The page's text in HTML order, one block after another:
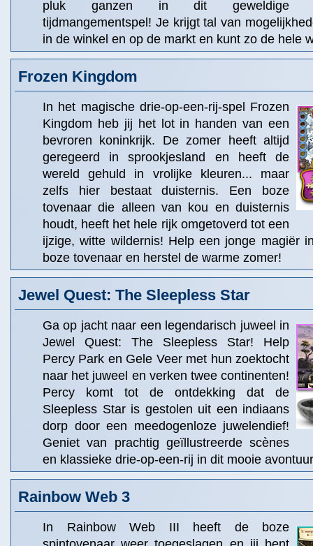
pluk ganzen in dit geweldige
tijdmangementspel! Je krijgt tal van
in de winkel en op de markt en kunt zo de hele
Frozen Kingdom
In het magische drie-op-een-rij-spel Frozen
Kingdom heb jij het lot in handen van een
bevroren koninkrijk. De zomer heeft altijd
geregeerd in sprookjesland en heeft de
wereld gehuld in vrolijke kleuren... maar
zelfs hier bestaat duisternis. Een boze
tovenaar die alleen van kou en duisternis
houdt, heeft het hele rijk omgetoverd tot een
ijzige, witte wildernis! Help een jonge magiër
boze tovenaar en herstel de warme zomer!
Jewel Quest: The Sleepless Star
Ga op jacht naar een legendarisch juweel in
Jewel Quest: The Sleepless Star! Help
Percy Park en Gele Veer met hun zoektocht
naar het juweel en verken twee continenten!
Percy komt tot de ontdekking dat de
Sleepless Star is gestolen uit een indiaans
dorp door een meedogenloze juwelendief!
Geniet van prachtig geïllustreerde scènes
en klassieke drie-op-een-rij in dit mooie
Rainbow Web 3
In Rainbow Web III heeft de boze